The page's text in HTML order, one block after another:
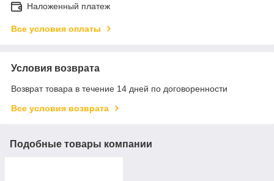
Наложенный платеж
Все условия оплаты
Условия возврата
Возврат товара в течение 14 дней по договоренности
Все условия возврата
Подобные товары компании